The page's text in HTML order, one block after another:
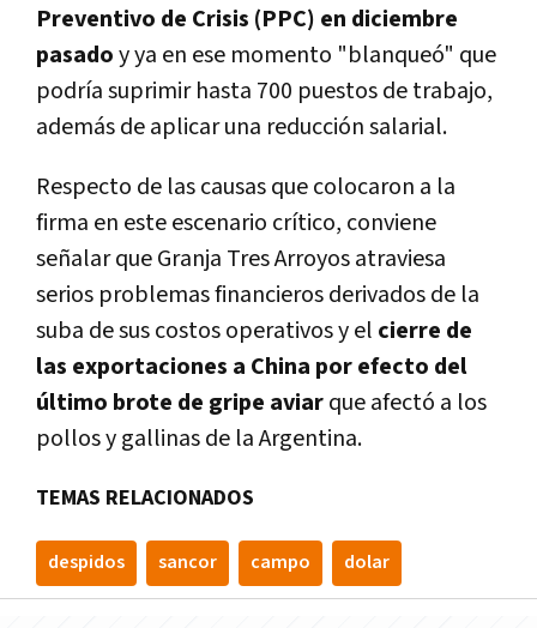
Preventivo de Crisis (PPC) en diciembre
pasadoy ya en ese momento "blanqueó" que
podría suprimir hasta 700 puestos de trabajo,
además de aplicar una reducción salarial.
Respecto de las causas que colocaron a la
firma en este escenario crítico, conviene
señalar que Granja Tres Arroyos atraviesa
serios problemas financieros derivados de la
suba de sus costos operativos y el cierre de
las exportaciones a China por efecto del
último brote de gripe aviarque afectó a los
pollos y gallinas de la Argentina.
TEMAS RELACIONADOS
despidos sancor campo dolar